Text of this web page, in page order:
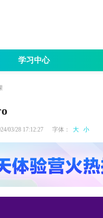
学习中心
招生简章
03/28 17:12:27 字体： 大 小